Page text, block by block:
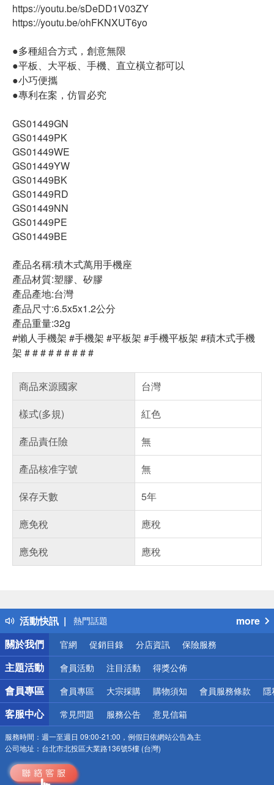
https://youtu.be/sDeDD1V03ZY
https://youtu.be/ohFKNXUT6yo
●多種組合方式，創意無限
●平板、大平板、手機、直立橫立都可以
●小巧便攜
●專利在案，仿冒必究
GS01449GN
GS01449PK
GS01449WE
GS01449YW
GS01449BK
GS01449RD
GS01449NN
GS01449PE
GS01449BE
產品名稱:積木式萬用手機座
產品材質:塑膠、矽膠
產品產地:台灣
產品尺寸:6.5x5x1.2公分
產品重量:32g
#懶人手機架 #手機架 #平板架 #手機平板架 #積木式手機
架 # # # # # # # # #
商品來源國家
台灣
樣式(多規)
紅色
產品責任險
無
產品核准字號
無
保存天數
5年
應免稅
應稅
應免稅
應稅
活動快訊
得獎公告
熱門話題
銀行優惠
偏遠地區配送
詐騙網頁！請小心！
more
關於我們
官網 促銷目錄 分店資訊 保險服務
主題活動 會員活動 注目活動 得獎公佈
會員專區 會員專區 大宗採購 購物須知 會員服務條款 隱
客服中心 常見問題 服務公告 意見信箱
服務時間： 週一至週日 09:00-21:00，例假日依網站公告為主
公司地址： 台北市北投區大業路136號5樓 (台灣)